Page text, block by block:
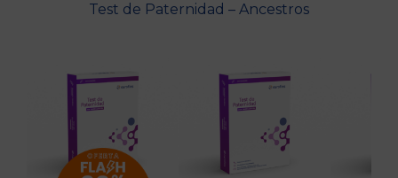
Test de Paternidad – Ancestros